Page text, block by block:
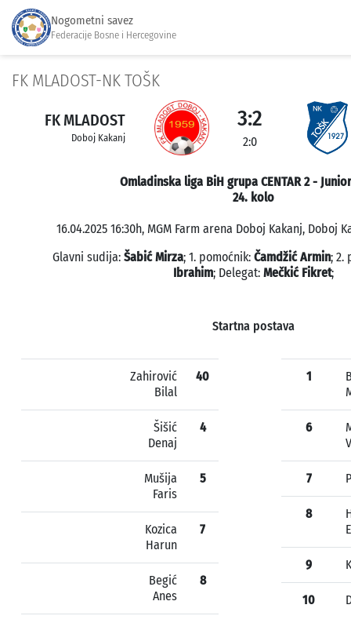
Nogometni savez
Federacije Bosne i Hercegovine
FK MLADOST-NK TOŠK
FK MLADOST
Doboj Kakanj
3:2
2:0
Omladinska liga BiH grupa CENTAR 2 -
24. kolo
16.04.2025 16:30h, MGM Farm arena Doboj Kakanj, Doboj
Glavni sudija: Šabić Mirza; 1. pomoćnik: Čamdžić Armin; 2.
Ibrahim; Delegat: Mečkić Fikret;
Startna postava
Zahirović
Bilal
40
Šišić
Denaj
4
Mušija
Faris
5
Kozica
Harun
7
Begić
Anes
8
1
6
7
8
9
10